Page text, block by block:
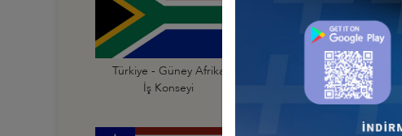
Türkiye - Güney Afrika
İş Konseyi
Türkiye - Güney Sudan
İş Konseyi